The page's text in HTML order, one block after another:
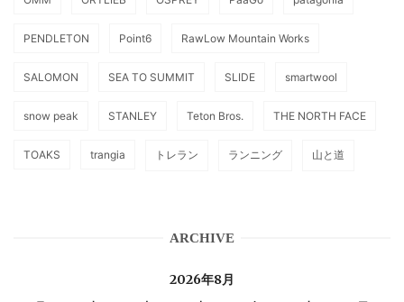
PENDLETON Point6 RawLow Mountain Works
SALOMON SEA TO SUMMIT SLIDE smartwool
snow peak STANLEY Teton Bros. THE NORTH FACE
TOAKS trangia トレラン ランニング 山と道
ARCHIVE
2026年8月